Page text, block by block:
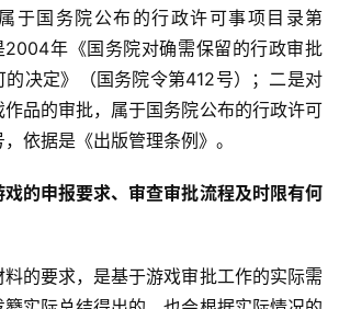
于国务院公布的行政许可事项目录第
2004年《国务院对确需保留的行政审批
的决定》（国务院令第412号）；二是对
品的审批，属于国务院公布的行政许可
依据是《出版管理条例》。
的申报要求、审查审批流程及时限有何
的要求，是基于游戏审批工作的实际需